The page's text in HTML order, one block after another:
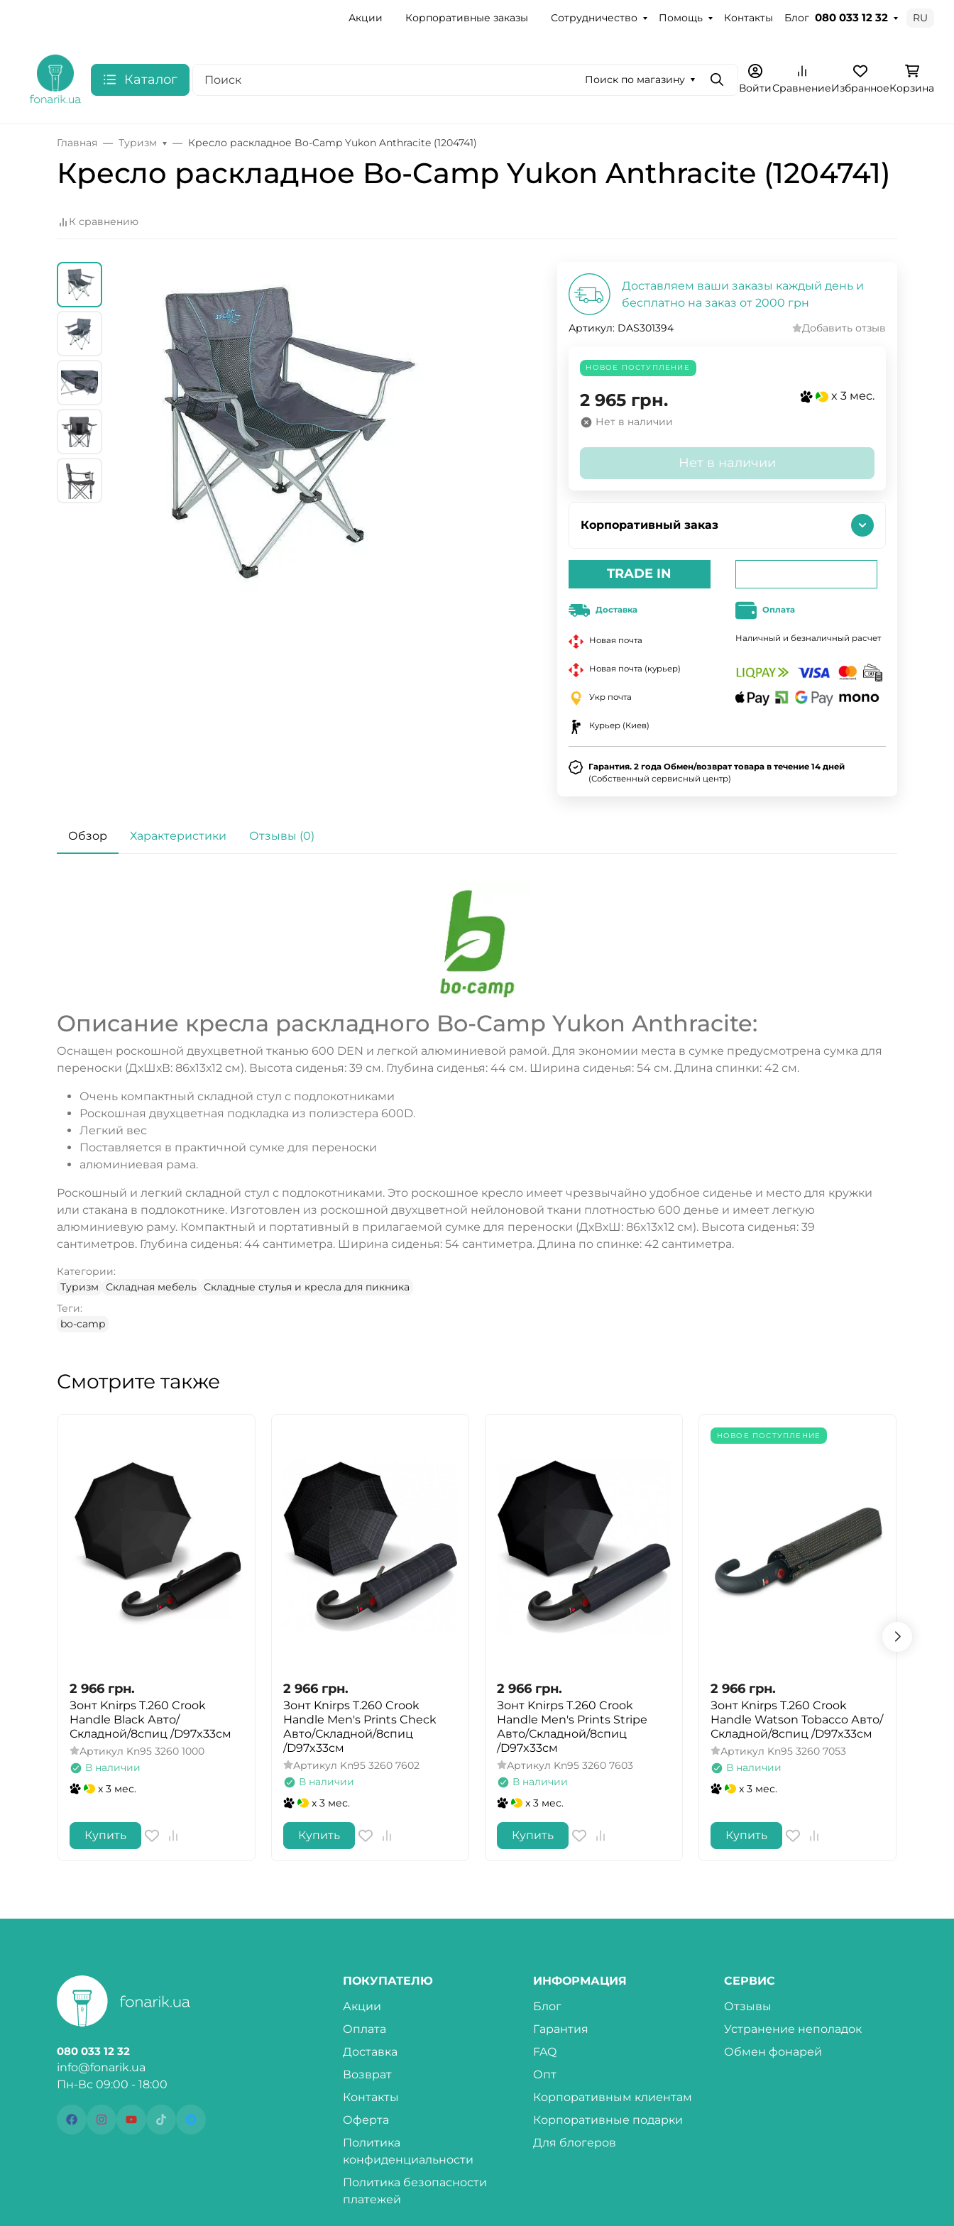
Акции Корпоративные заказы Сотрудничество Помощь Контакты Блог 080 033 12 32 RU
Каталог Поиск по магазину
ПоискВойтиСравнениеИзбранноеКорзина
Главная Туризм Кресло раскладное Bo-Camp Yukon Anthracite (1204741)
Кресло раскладное Bo-Camp Yukon Anthracite (1204741)
К сравнению
Доставляем ваши заказы каждый день и
бесплатно на заказ от 2000 грн
Артикул: DAS301394 Добавить отзыв
НОВОЕ ПОСТУПЛЕНИЕ
2 965 грн. x 3 мес.
Нет в наличии
Нет в наличии
Корпоративный заказ
TRADE IN
Доставка
Новая почта
Новая почта (курьер)
Укр почта
Курьер (Киев)
Оплата
Наличный и безналичный расчет
Гарантия. 2 года Обмен/возврат товара в течение 14 дней
(Собственный сервисный центр)
Обзор Характеристики Отзывы (0)
Описание кресла раскладного Bo-Camp Yukon Anthracite:
Оснащен роскошной двухцветной тканью 600 DEN и легкой алюминиевой рамой. Для экономии места в сумке предусмотрена сумка для
переноски (ДхШхВ: 86х13х12 см). Высота сиденья: 39 см. Глубина сиденья: 44 см. Ширина сиденья: 54 см. Длина спинки: 42 см.
Очень компактный складной стул с подлокотниками
Роскошная двухцветная подкладка из полиэстера 600D.
Легкий вес
Поставляется в практичной сумке для переноски
алюминиевая рама.
Роскошный и легкий складной стул с подлокотниками. Это роскошное кресло имеет чрезвычайно удобное сиденье и место для кружки
или стакана в подлокотнике. Изготовлен из роскошной двухцветной нейлоновой ткани плотностью 600 денье и имеет легкую
алюминиевую раму. Компактный и портативный в прилагаемой сумке для переноски (ДхВхШ: 86x13x12 см). Высота сиденья: 39
сантиметров. Глубина сиденья: 44 сантиметра. Ширина сиденья: 54 сантиметра. Длина по спинке: 42 сантиметра.
Категории:
Туризм
Складная мебель Складные стулья и кресла для пикника
Теги:
bo-camp
Смотрите также
2 966 грн.
Зонт Knirps T.260 Crook
Handle Black Авто/
Складной/8спиц /D97x33см
Артикул Kn95 3260 1000
В наличии
x 3 мес.
Купить
2 966 грн.
Зонт Knirps T.260 Crook
Handle Men's Prints Check
Авто/Складной/8спиц
/D97x33см
Артикул Kn95 3260 7602
В наличии
x 3 мес.
Купить
2 966 грн.
Зонт Knirps T.260 Crook
Handle Men's Prints Stripe
Авто/Складной/8спиц
/D97x33см
Артикул Kn95 3260 7603
В наличии
x 3 мес.
Купить
НОВОЕ ПОСТУПЛЕНИЕ
2 966 грн.
Зонт Knirps T.260 Crook
Handle Watson Tobacco Авто/
Складной/8спиц /D97x33см
Артикул Kn95 3260 7053
В наличии
x 3 мес.
Купить
080 033 12 32
info@fonarik.ua
Пн-Вс 09:00 - 18:00
ПОКУПАТЕЛЮ
Акции
Оплата
Доставка
Возврат
Контакты
Оферта
Политика
конфиденциальности
Политика безопасности
платежей
ИНФОРМАЦИЯ
Блог
Гарантия
FAQ
Опт
Корпоративным клиентам
Корпоративные подарки
Для блогеров
СЕРВИС
Отзывы
Устранение неполадок
Обмен фонарей
ДА НЕТ